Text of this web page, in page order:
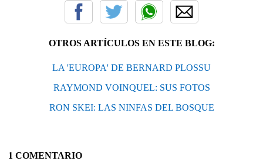
OTROS ARTÍCULOS EN ESTE BLOG:
LA 'EUROPA' DE BERNARD PLOSSU
RAYMOND VOINQUEL: SUS FOTOS
RON SKEI: LAS NINFAS DEL BOSQUE
1 COMENTARIO